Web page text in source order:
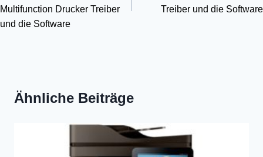
Multifunction Drucker Treiber
und die Software
Treiber und die Software
Ähnliche Beiträge